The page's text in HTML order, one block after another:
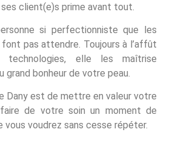
client(e)s prime avant tout.
si perfectionniste que les
pas attendre. Toujours à l’affût
technologies, elle les maîtrise
grand bonheur de votre peau.
Dany est de mettre en valeur votre
de votre soin un moment de
vous voudrez sans cesse répéter.